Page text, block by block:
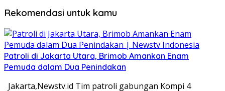
Rekomendasi untuk kamu
Patroli di Jakarta Utara, Brimob Amankan Enam
Pemuda dalam Dua Penindakan
Jakarta,Newstv.id Tim patroli gabungan Kompi 4